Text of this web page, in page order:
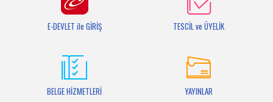
Bilgi Bankası
E-DEVLET ile GİRİŞ TESCİL ve ÜYELİK
BELGE HİZMETLERİ YAYINLAR